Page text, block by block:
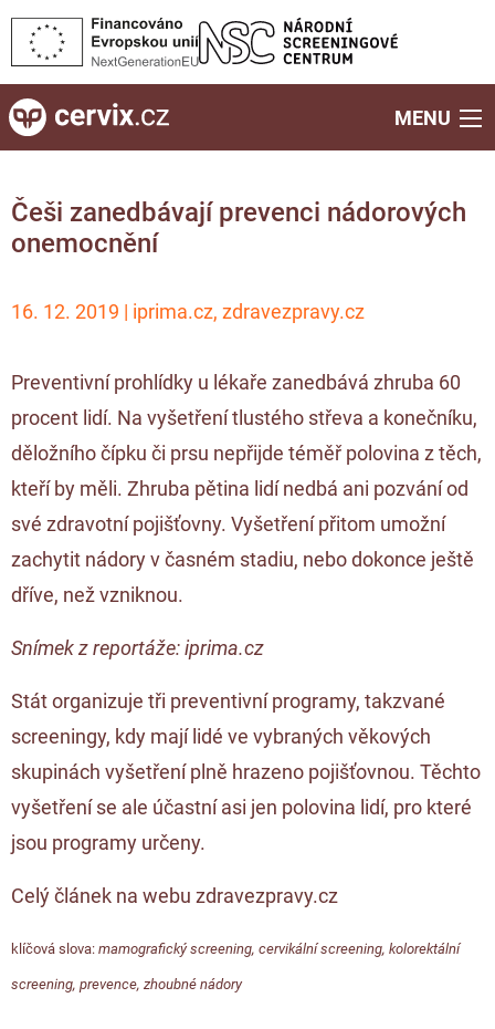
MENU
Češi zanedbávají prevenci nádorových
onemocnění
16. 12. 2019 | iprima.cz, zdravezpravy.cz
Preventivní prohlídky u lékaře zanedbává zhruba 60
procent lidí. Na vyšetření tlustého střeva a konečníku,
děložního čípku či prsu nepřijde téměř polovina z těch,
kteří by měli. Zhruba pětina lidí nedbá ani pozvání od
své zdravotní pojišťovny. Vyšetření přitom umožní
zachytit nádory v časném stadiu, nebo dokonce ještě
dříve, než vzniknou.
Snímek z reportáže: iprima.cz
Stát organizuje tři preventivní programy, takzvané
screeningy, kdy mají lidé ve vybraných věkových
skupinách vyšetření plně hrazeno pojišťovnou. Těchto
vyšetření se ale účastní asi jen polovina lidí, pro které
jsou programy určeny.
Celý článek na webu zdravezpravy.cz
klíčová slova: mamografický screening, cervikální screening, kolorektální
screening, prevence, zhoubné nádory